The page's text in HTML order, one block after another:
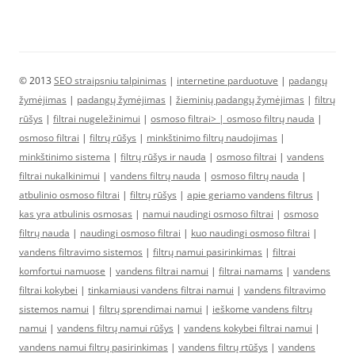
© 2013 SEO straipsniu talpinimas | internetine parduotuve | padangų
žymėjimas | padangų žymėjimas | žieminių padangų žymėjimas | filtrų
rūšys | filtrai nugeležinimui | osmoso filtrai> | osmoso filtrų nauda |
osmoso filtrai | filtrų rūšys | minkštinimo filtrų naudojimas |
minkštinimo sistema | filtrų rūšys ir nauda | osmoso filtrai | vandens
filtrai nukalkinimui | vandens filtrų nauda | osmoso filtrų nauda |
atbulinio osmoso filtrai | filtrų rūšys | apie geriamo vandens filtrus |
kas yra atbulinis osmosas | namui naudingi osmoso filtrai | osmoso
filtrų nauda | naudingi osmoso filtrai | kuo naudingi osmoso filtrai |
vandens filtravimo sistemos | filtrų namui pasirinkimas | filtrai
komfortui namuose | vandens filtrai namui | filtrai namams | vandens
filtrai kokybei | tinkamiausi vandens filtrai namui | vandens filtravimo
sistemos namui | filtrų sprendimai namui | ieškome vandens filtrų
namui | vandens filtrų namui rūšys | vandens kokybei filtrai namui |
vandens namui filtrų pasirinkimas | vandens filtrų rtūšys | vandens